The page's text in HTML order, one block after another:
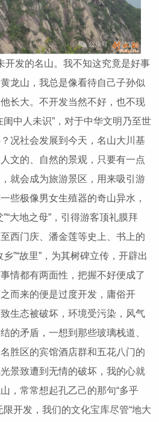
发的名山。我不知这究竟是好事
龙山，我总是像看待自己子孙似
长大。不开发当然不好，也不现
闺中人未识”，对于中华文明乃至世
况社会发展到今天，名山大川基
文的、自然的景观，只要有一点
就会成为旅游景区，用来吸引游
些极像男女生殖器的奇山异水，
大地之母”，引得游客顶礼膜拜
西门庆、潘金莲等史上、书上的
”“故里”，为其树碑立传，开辟出
情都有两面性，把握不好便成了
而来的便是过度开发，庸俗开
生态被破坏，环境受污染，风气
的矛盾，一想到那些玻璃栈道、
胜区的宾馆酒店群和五花八门的
景致遭到无情的破坏，我的心就
，常常想起孔乙己的那句“多乎
开发，我们的文化宝库尽管“地大